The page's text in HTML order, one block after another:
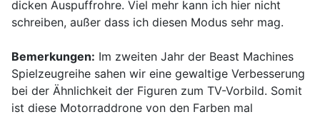
dicken Auspuffrohre. Viel mehr kann ich hier nicht
schreiben, außer dass ich diesen Modus sehr mag.
Bemerkungen: Im zweiten Jahr der Beast Machines
Spielzeugreihe sahen wir eine gewaltige Verbesserung
bei der Ähnlichkeit der Figuren zum TV-Vorbild. Somit
ist diese Motorraddrone von den Farben mal